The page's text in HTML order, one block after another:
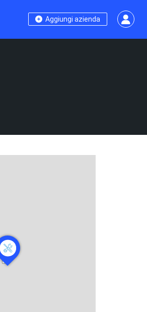
Aggiungi azienda